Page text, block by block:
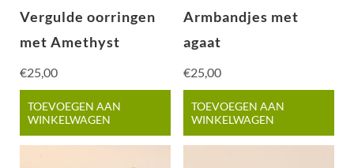
Vergulde oorringen
met Amethyst
€25,00
TOEVOEGEN AAN
WINKELWAGEN
Armbandjes met
agaat
€25,00
TOEVOEGEN AAN
WINKELWAGEN